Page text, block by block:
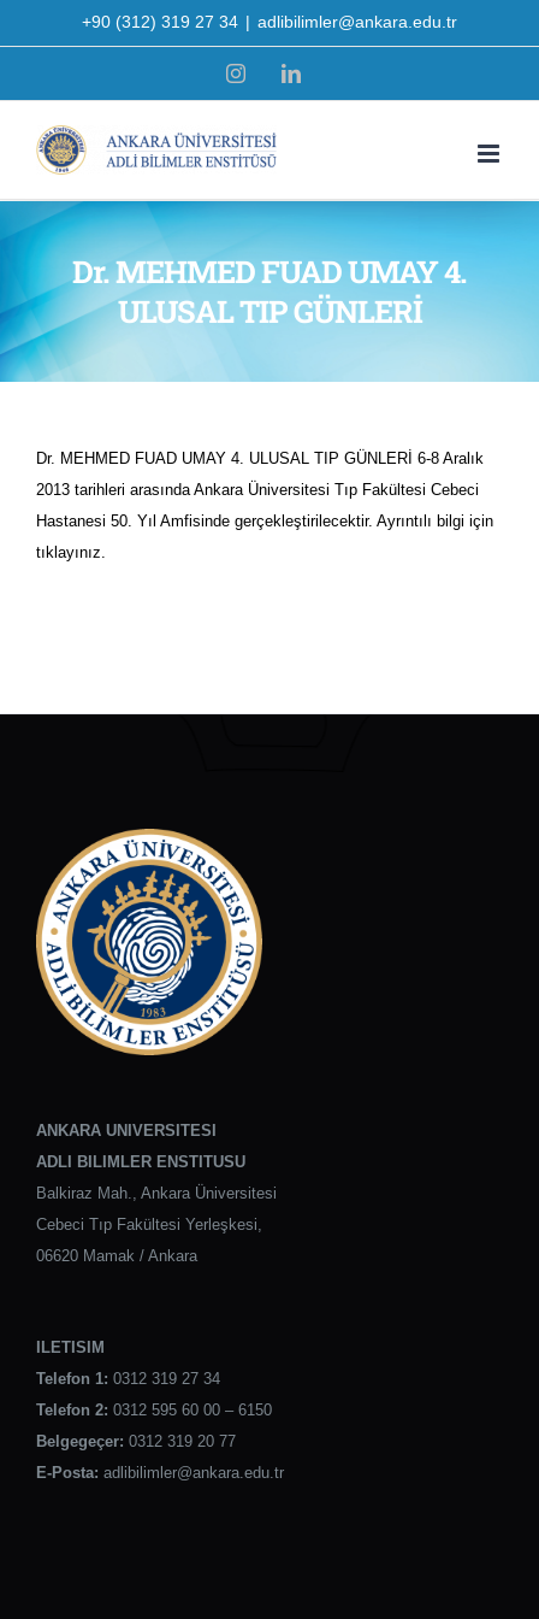
to
+90 (312) 319 27 34 | adlibilimler@ankara.edu.tr
InstagramLinkedIn
Dr. MEHMED FUAD UMAY 4.
ULUSAL TIP GÜNLERİ
Dr. MEHMED FUAD UMAY 4. ULUSAL TIP GÜNLERİ 6-8 Aralık
2013 tarihleri arasında Ankara Üniversitesi Tıp Fakültesi Cebeci
Hastanesi 50. Yıl Amfisinde gerçekleştirilecektir. Ayrıntılı bilgi için
tıklayınız.
ANKARA UNIVERSITESI
ADLI BILIMLER ENSTITUSU
Balkiraz Mah., Ankara Üniversitesi
Cebeci Tıp Fakültesi Yerleşkesi,
06620 Mamak / Ankara
ILETISIM
Telefon 1: 0312 319 27 34
Telefon 2: 0312 595 60 00 – 6150
Belgegeçer: 0312 319 20 77
E-Posta: adlibilimler@ankara.edu.tr